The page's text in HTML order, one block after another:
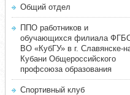
Общий отдел
ППО работников и
обучающихся филиала
ВО «КубГУ» в г. Славянске-
Кубани Общероссийского
профсоюза образования
Спортивный клуб